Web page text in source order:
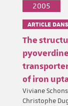
2005
ARTICLE
The
of iron
Viviane Schons
Christophe